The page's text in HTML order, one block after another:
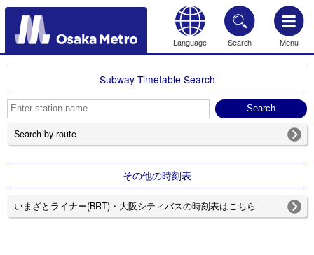
Language Search Menu
HOME
Subway Timetable Search
Search by route
その他の時刻表
いまざとライナー(BRT)・大阪シティバスの時刻表はこちら